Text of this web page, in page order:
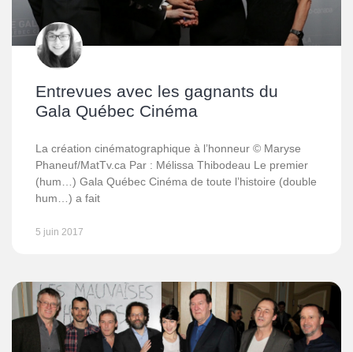
Entrevues avec les gagnants du
Gala Québec Cinéma
La création cinématographique à l’honneur © Maryse
Phaneuf/MatTv.ca Par : Mélissa Thibodeau Le premier
(hum…) Gala Québec Cinéma de toute l’histoire (double
hum…) a fait
5 juin 2017